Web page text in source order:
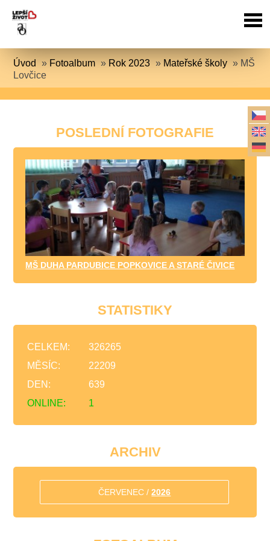
Úvod » Fotoalbum » Rok 2023 » Mateřské školy » MŠ
Lovčice
POSLEDNÍ FOTOGRAFIE
MŠ DUHA PARDUBICE POPKOVICE A STARÉ ČIVICE
STATISTIKY
ONLINE: 1
CELKEM:
326265
MĚSÍC:
22209
DEN:
639
ARCHIV
ČERVENEC /2026